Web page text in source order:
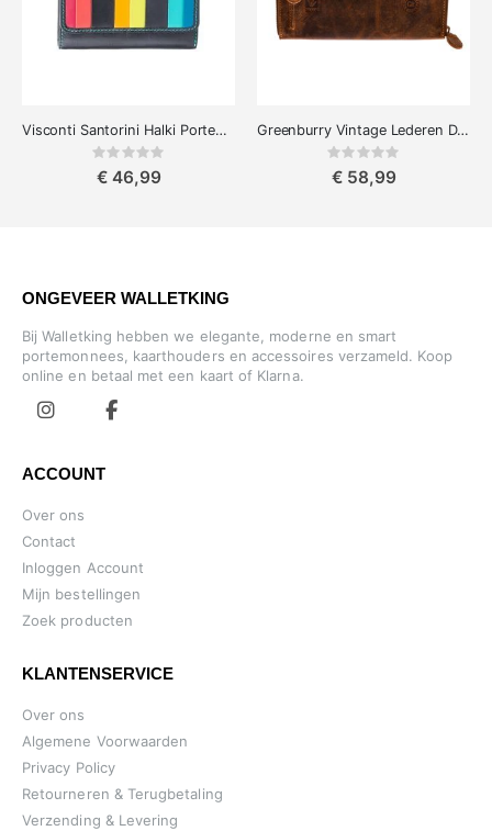
Visconti Santorini Halki Portemonnee Dames Meerkleurig Leer
Rating:
€ 46,99
Greenburry Vintage Lederen Dames Portemonnee met Rits
Rating:
€ 58,99
ONGEVEER WALLETKING
Bij Walletking hebben we elegante, moderne en smart
portemonnees, kaarthouders en accessoires verzameld. Koop
online en betaal met een kaart of Klarna.
ACCOUNT
Over ons
Contact
Inloggen Account
Mijn bestellingen
Zoek producten
KLANTENSERVICE
Over ons
Algemene Voorwaarden
Privacy Policy
Retourneren & Terugbetaling
Verzending & Levering